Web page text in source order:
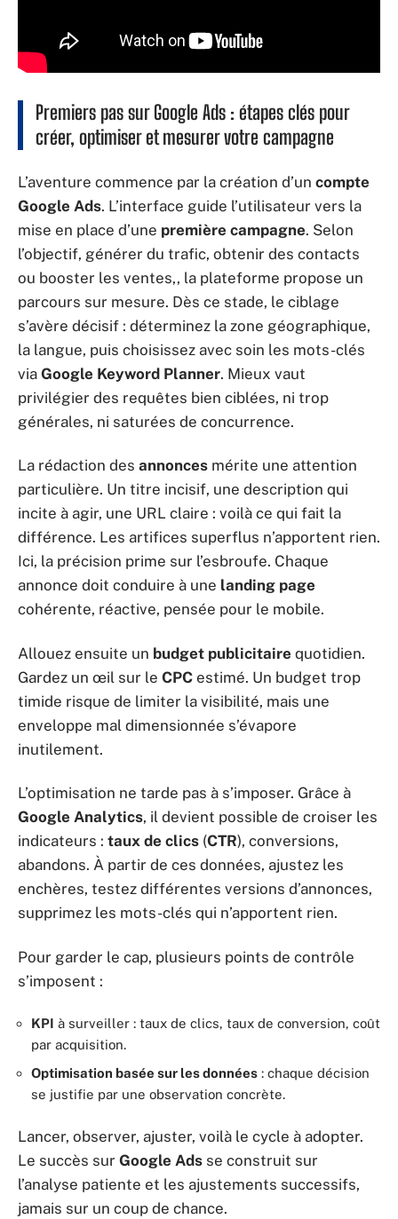
Premiers pas sur Google Ads : étapes clés pour
créer, optimiser et mesurer votre campagne
L’aventure commence par la création d’un compte
Google Ads. L’interface guide l’utilisateur vers la
mise en place d’une première campagne. Selon
l’objectif, générer du trafic, obtenir des contacts
ou booster les ventes,, la plateforme propose un
parcours sur mesure. Dès ce stade, le ciblage
s’avère décisif : déterminez la zone géographique,
la langue, puis choisissez avec soin les mots-clés
via Google Keyword Planner. Mieux vaut
privilégier des requêtes bien ciblées, ni trop
générales, ni saturées de concurrence.
La rédaction des annonces mérite une attention
particulière. Un titre incisif, une description qui
incite à agir, une URL claire : voilà ce qui fait la
différence. Les artifices superflus n’apportent rien.
Ici, la précision prime sur l’esbroufe. Chaque
annonce doit conduire à une landing page
cohérente, réactive, pensée pour le mobile.
Allouez ensuite un budget publicitaire quotidien.
Gardez un œil sur le CPC estimé. Un budget trop
timide risque de limiter la visibilité, mais une
enveloppe mal dimensionnée s’évapore
inutilement.
L’optimisation ne tarde pas à s’imposer. Grâce à
Google Analytics, il devient possible de croiser les
indicateurs : taux de clics (CTR), conversions,
abandons. À partir de ces données, ajustez les
enchères, testez différentes versions d’annonces,
supprimez les mots-clés qui n’apportent rien.
Pour garder le cap, plusieurs points de contrôle
s’imposent :
KPI à surveiller : taux de clics, taux de conversion, coût
par acquisition.
Optimisation basée sur les données : chaque décision
se justifie par une observation concrète.
Lancer, observer, ajuster, voilà le cycle à adopter.
Le succès sur Google Ads se construit sur
l’analyse patiente et les ajustements successifs,
jamais sur un coup de chance.